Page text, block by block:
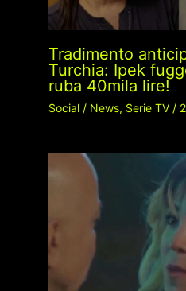
Tradimento
Turchia: Ipek
ruba 40mila lire!
Social/ News, Serie TV/